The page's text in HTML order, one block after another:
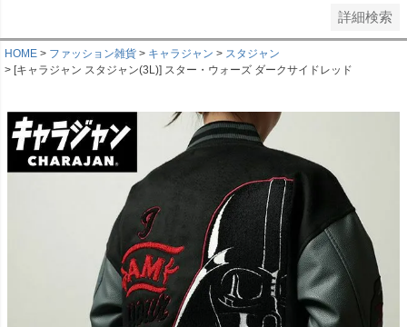
詳細検索
HOME ファッション雑貨 キャラジャン
スタジャン
[キャラジャン スタジャン(3L)] スター・ウォーズ ダークサイドレッド